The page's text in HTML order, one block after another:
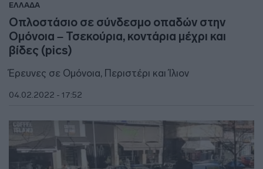
ΕΛΛΑΔΑ
Οπλοστάσιο σε σύνδεσμο οπαδών στην
Ομόνοια – Τσεκούρια, κοντάρια μέχρι και
βίδες (pics)
Έρευνες σε Ομόνοια, Περιστέρι και Ίλιον
04.02.2022 - 17:52